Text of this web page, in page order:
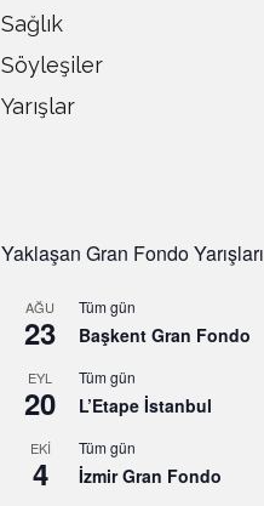
Sağlık
Söyleşiler
Yarışlar
Yaklaşan Gran Fondo Yarışları
AĞU
23
Tüm gün
Başkent Gran Fondo
EYL
20
Tüm gün
L’Etape İstanbul
EKI
4
Tüm gün
İzmir Gran Fondo